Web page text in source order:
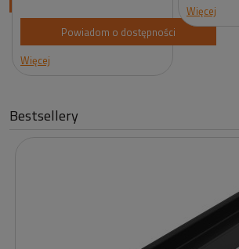
Powiadom o dostępności
Więcej
Więcej
Bestsellery